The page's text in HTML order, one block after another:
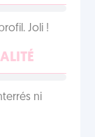
Joli !
ni